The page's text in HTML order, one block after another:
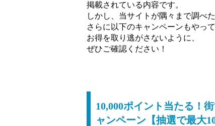
掲載されている内容です。
しかし、当サイトが隅々まで調べた
さらに以下のキャンペーンもやっ
お得を取り逃がさないように、
ぜひご確認ください！
10,000ポイント当たる！
ャンペーン【抽選で最大